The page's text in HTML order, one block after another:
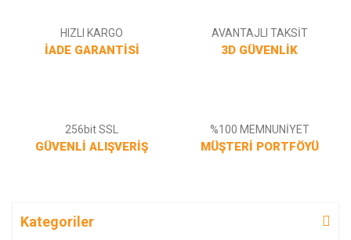
HIZLI KARGO
İADE GARANTİSİ
AVANTAJLI TAKSİT
3D GÜVENLİK
256bit SSL
GÜVENLİ ALIŞVERİŞ
%100 MEMNUNİYET
MÜŞTERİ PORTFÖYÜ
Kategoriler